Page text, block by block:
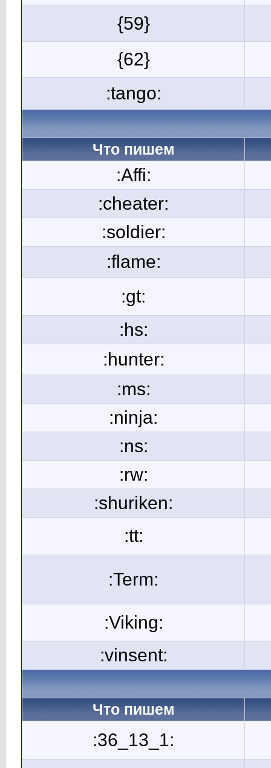
{59}
{62}
:tango:
Что пишем
:Affi:
:cheater:
:soldier:
:flame:
:gt:
:hs:
:hunter:
:ms:
:ninja:
:ns:
:rw:
:shuriken:
:tt:
:Term:
:Viking:
:vinsent:
Что пишем
:36_13_1: